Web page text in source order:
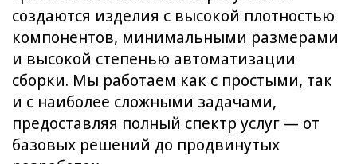
создаются изделия с высокой плотностью
компонентов, минимальными размерами
и высокой степенью автоматизации
сборки. Мы работаем как с простыми, так
и с наиболее сложными задачами,
предоставляя полный спектр услуг — от
базовых решений до продвинутых